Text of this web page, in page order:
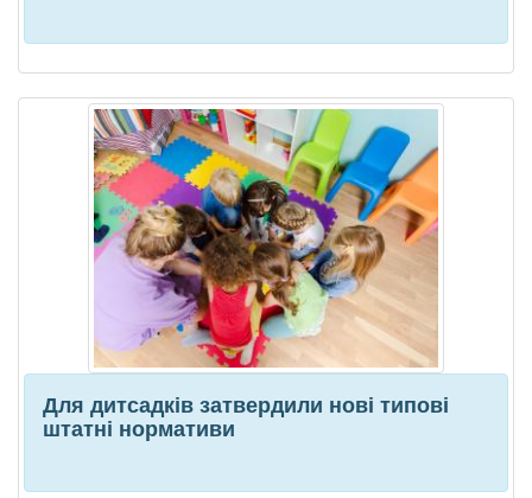
Для дитсадків затвердили нові типові
штатні нормативи